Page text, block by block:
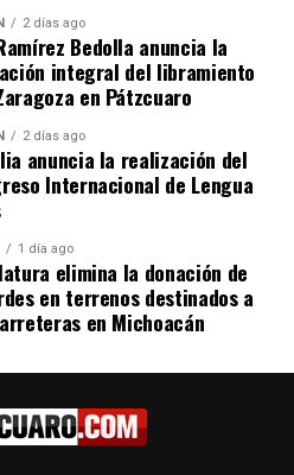
DESTACADO
corporaciones de seguridad
2 días ago
Bedolla anuncia la
integral del libramiento
en Pátzcuaro
2 días ago
anuncia la realización del
Internacional de Lengua
1 día ago
elimina la donación de
en terrenos destinados a
en Michoacán